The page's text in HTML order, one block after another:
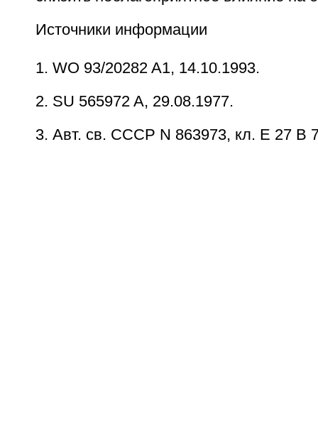
Источники информации
1. WO 93/20282 A1, 14.10.1993.
2. SU 565972 A, 29.08.1977.
3. Авт. св. СССР N 863973, кл. Е 27 В